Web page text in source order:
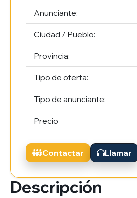
Descripción
Anunciante:
Ciudad / Pueblo:
Provincia:
Tipo de oferta:
Tipo de anunciante:
Precio
Contactar Llamar